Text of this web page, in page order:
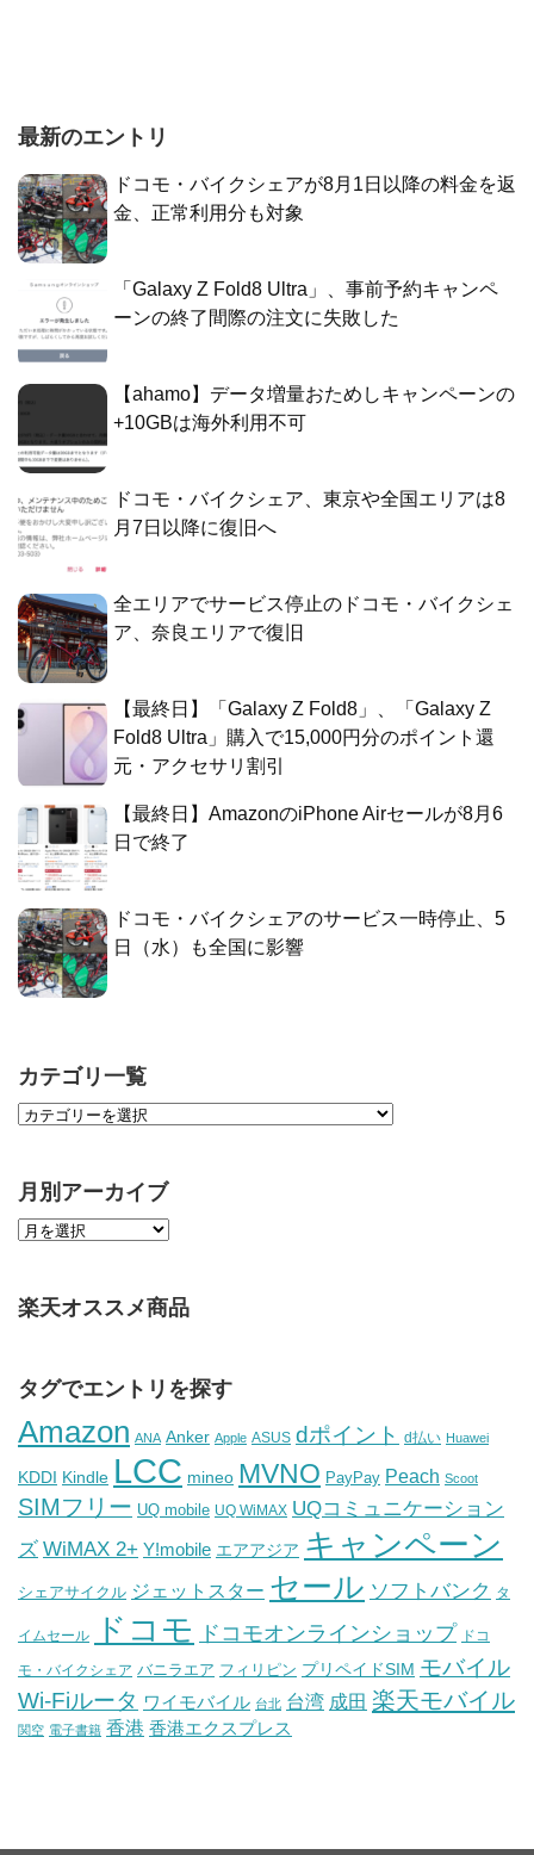
最新のエントリ
ドコモ・バイクシェアが8月1日以降の料金を返
金、正常利用分も対象
「Galaxy Z Fold8 Ultra」、事前予約キャンペ
ーンの終了間際の注文に失敗した
【ahamo】データ増量おためしキャンペーンの
+10GBは海外利用不可
ドコモ・バイクシェア、東京や全国エリアは8
月7日以降に復旧へ
全エリアでサービス停止のドコモ・バイクシェ
ア、奈良エリアで復旧
【最終日】「Galaxy Z Fold8」、「Galaxy Z
Fold8 Ultra」購入で15,000円分のポイント還
元・アクセサリ割引
【最終日】AmazonのiPhone Airセールが8月6
日で終了
ドコモ・バイクシェアのサービス一時停止、5
日（水）も全国に影響
カテゴリ一覧
月別アーカイブ
楽天オススメ商品
タグでエントリを探す
Amazon ANA Anker Apple ASUS dポイント d払い Huawei
KDDI Kindle LCC mineo MVNO PayPay Peach Scoot
SIMフリー UQ mobile UQ WiMAX UQコミュニケーション
ズ WiMAX 2+ Y!mobile エアアジア キャンペーン
シェアサイクル ジェットスター セール ソフトバンク タ
イムセール ドコモ ドコモオンラインショップ ドコ
モ・バイクシェア バニラエア フィリピン プリペイドSIM モバイル
Wi-Fiルータ ワイモバイル 台北 台湾 成田 楽天モバイル
関空 電子書籍 香港 香港エクスプレス